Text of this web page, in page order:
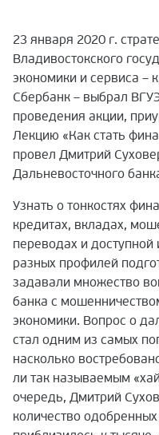
23 января 2020 г.
Владивостокского
экономики и сервиса –
Сбербанк – выбрал
проведения акции,
Лекцию «Как стать
провел Дмитрий
Дальневосточного
Узнать о тонкостях
кредитах, вкладах,
переводах и
разных профилей
задавали множество
банка с
экономики. Вопрос о
стал одним из самых
насколько
ли так называемым
очередь, Дмитрий
количество